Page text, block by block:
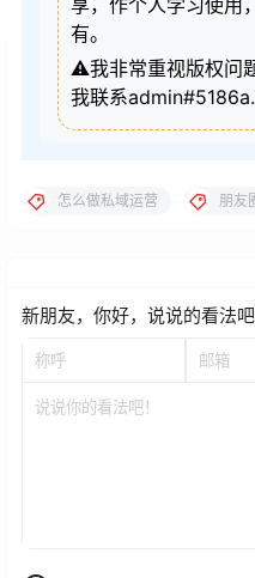
有。
⚠️我非常重视版权问
我联系
怎么做私域运营 朋友
新朋友，你好，说说的看法吧